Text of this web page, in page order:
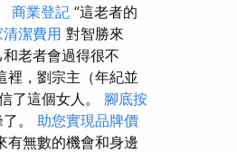
商業登記 ”這老者的
潔費用 對智勝來
老者會過得很不
裡，劉宗主（年紀並
了這個女人。 腳底按
。 助您實現品牌價
有無數的機會和身邊